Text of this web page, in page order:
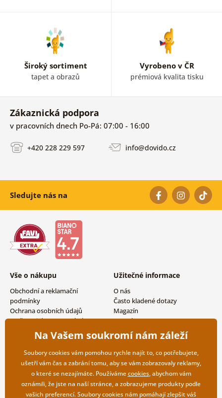
Široký sortiment
tapet a obrazů
Vyrobeno v ČR
prémiová kvalita tisku
Zákaznická podpora
v pracovních dnech Po-Pá: 07:00 - 16:00
+420 228 229 597 info@dovido.cz
Sledujte nás na
Vše o nákupu
Obchodní a reklamační
podmínky
Ochrana osobních údajů
Možnosti dopravy a platby
Vrácení zboží
Užitečné informace
O nás
Často kladené dotazy
Magazín
Kontakty
Velkoobchodní spolupráce
Na Vašem soukromí nám záleží
Soubory cookies vám pomohou rychle najít to, co potřebujete,
ušetří vám čas a zabrání tomu, aby se vám zobrazovaly reklamy,
o které se nezajímáte. Používámecookies, abychom vám
oznámili, že jste na naší stránce, a zobrazujeme produkty podle
vašich preferencí. Soubory cookies nám pomáhají zlepšit váš